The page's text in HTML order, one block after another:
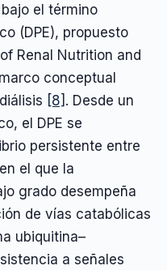
el término
(DPE), propuesto
Renal Nutrition and
conceptual
[8] . Desde un
el DPE se
persistente entre
el que la
grado desempeña
de vías catabólicas
ubiquitina–
a señales